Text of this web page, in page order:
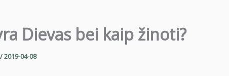
Dievas bei kaip žinoti?
/2019-04-08